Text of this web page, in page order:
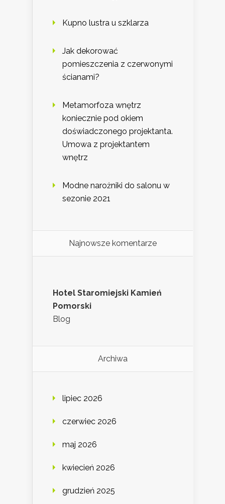
Kupno lustra u szklarza
Jak dekorować
pomieszczenia z czerwonymi
ścianami?
Metamorfoza wnętrz
koniecznie pod okiem
doświadczonego projektanta.
Umowa z projektantem
wnętrz
Modne narożniki do salonu w
sezonie 2021
Najnowsze komentarze
Hotel Staromiejski Kamień
Pomorski
Blog
Archiwa
lipiec 2026
czerwiec 2026
maj 2026
kwiecień 2026
grudzień 2025